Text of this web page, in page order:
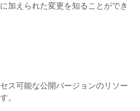
加えられた変更を知ることができ
ス可能な公開バージョンのリソー
。